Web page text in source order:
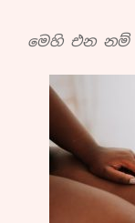
මෙහි එන